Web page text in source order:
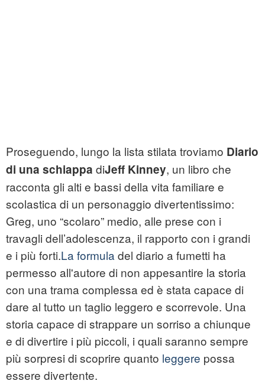
Proseguendo, lungo la lista stilata troviamo Diario
di una schiappa diJeff Kinney, un libro che
racconta gli alti e bassi della vita familiare e
scolastica di un personaggio divertentissimo:
Greg, uno “scolaro” medio, alle prese con i
travagli dell’adolescenza, il rapporto con i grandi
e i più forti.La formula del diario a fumetti ha
permesso all'autore di non appesantire la storia
con una trama complessa ed è stata capace di
dare al tutto un taglio leggero e scorrevole. Una
storia capace di strappare un sorriso a chiunque
e di divertire i più piccoli, i quali saranno sempre
più sorpresi di scoprire quanto leggere possa
essere divertente.